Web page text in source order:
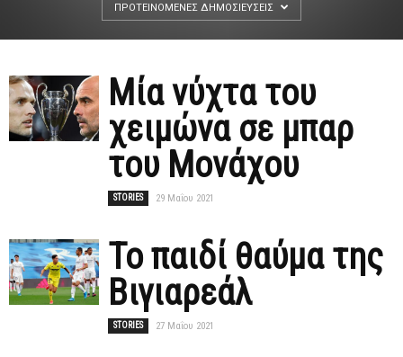
ΠΡΟΤΕΙΝΌΜΕΝΕΣ ΔΗΜΟΣΙΕΎΣΕΙΣ
Μία νύχτα του
χειμώνα σε μπαρ
του Μονάχου
STORIES 29 Μαΐου 2021
Το παιδί θαύμα της
Βιγιαρεάλ
STORIES 27 Μαΐου 2021